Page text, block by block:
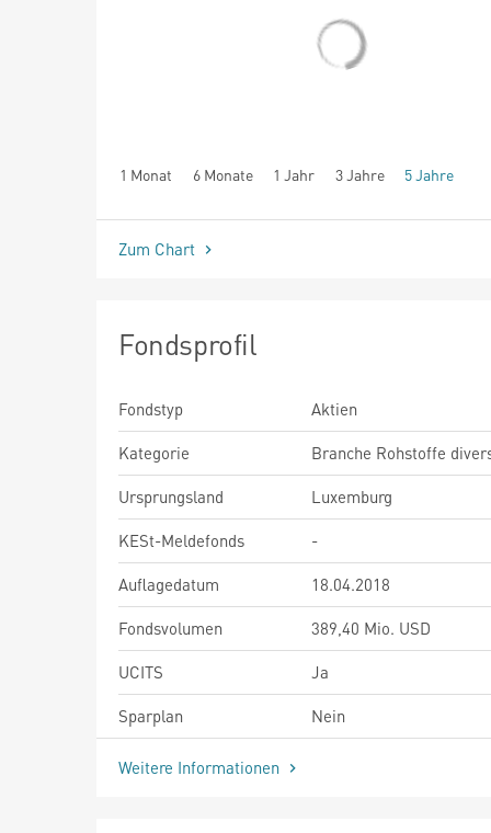
1 Monat 6 Monate 1 Jahr 3 Jahre 5 Jahre
seit Beginn
Zum Chart
Fondsprofil
Fondstyp
Aktien
Kategorie
Branche Rohstoffe
Ursprungsland
Luxemburg
KESt-Meldefonds
-
Auflagedatum
18.04.2018
Fondsvolumen
389,40 Mio. USD
UCITS
Ja
Sparplan
Nein
Weitere Informationen